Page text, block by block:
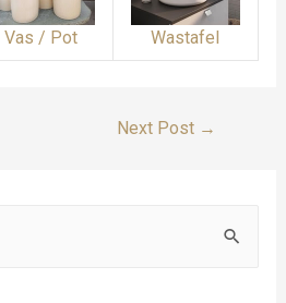
Vas / Pot Wastafel
Next Post →